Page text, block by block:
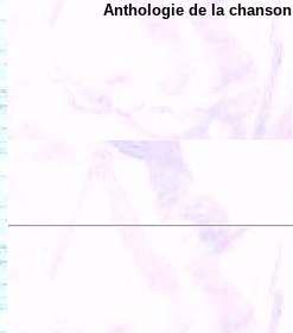
Anthologie de la